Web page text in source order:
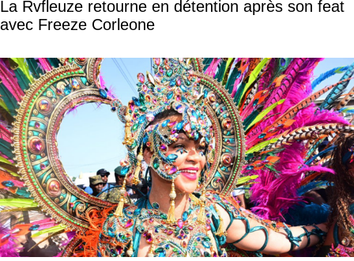
La Rvfleuze retourne en détention après son feat
avec Freeze Corleone